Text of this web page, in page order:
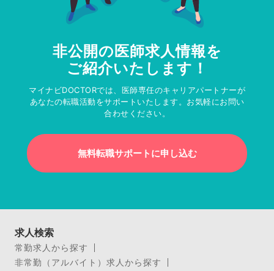
非公開の医師求人情報を
ご紹介いたします！
マイナビDOCTORでは、医師専任のキャリアパートナーが
あなたの転職活動をサポートいたします。お気軽にお問い
合わせください。
無料転職サポートに申し込む
求人検索
常勤求人から探す
非常勤（アルバイト）求人から探す